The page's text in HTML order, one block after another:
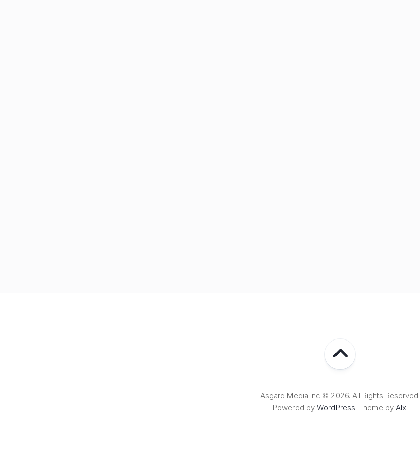
Asgard Media Inc © 2026. All Rights Reserved.
Powered by WordPress. Theme by Alx.